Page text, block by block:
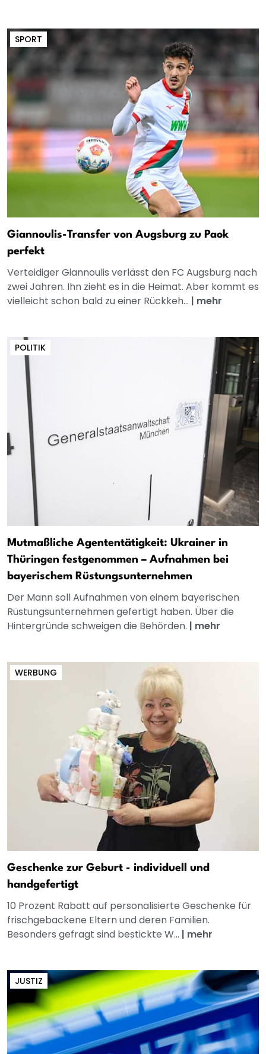
SPORT
Giannoulis-Transfer von Augsburg zu Paok
perfekt
Verteidiger Giannoulis verlässt den FC Augsburg nach
zwei Jahren. Ihn zieht es in die Heimat. Aber kommt es
vielleicht schon bald zu einer Rückkeh... | mehr
POLITIK
Mutmaßliche Agententätigkeit: Ukrainer in
Thüringen festgenommen – Aufnahmen bei
bayerischem Rüstungsunternehmen
Der Mann soll Aufnahmen von einem bayerischen
Rüstungsunternehmen gefertigt haben. Über die
Hintergründe schweigen die Behörden. | mehr
WERBUNG
Geschenke zur Geburt - individuell und
handgefertigt
10 Prozent Rabatt auf personalisierte Geschenke für
frischgebackene Eltern und deren Familien.
Besonders gefragt sind bestickte W... | mehr
JUSTIZ